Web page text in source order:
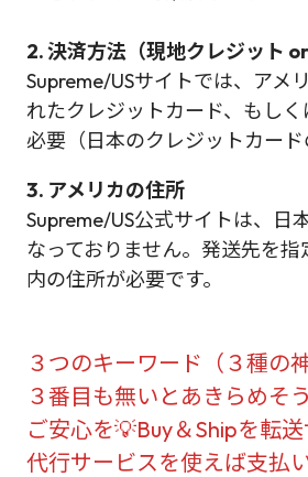
2. 決済方法（現地クレジット
Supreme/USサイトでは、アメ
れたクレジットカード、もし
必要（日本のクレジットカード
3. アメリカの住所
Supreme/US公式サイトは、日
なっておりません。発送先を指
内の住所が必要です。
３つのキーワード（３種の
３番目も無いとあきらめそ
ご安心を💡Buy＆Shipを転
代行サービスを使えば支払